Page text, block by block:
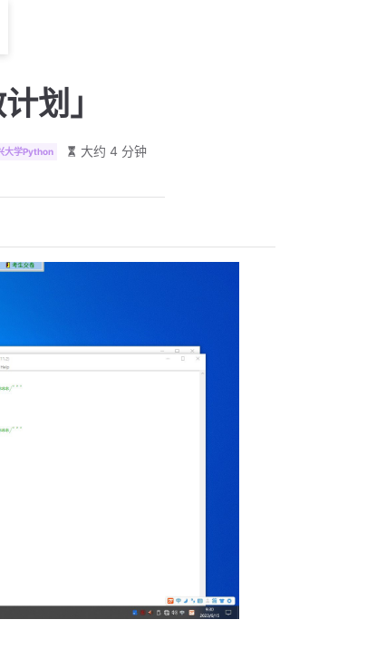
划」
大学Python
大约 4 分钟